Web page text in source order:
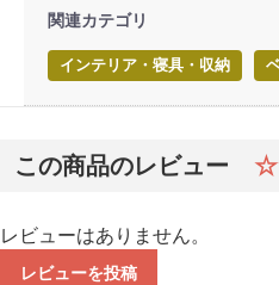
関連カテゴリ
インテリア・寝具・収納
この商品のレビュー
レビューはありません。
レビューを投稿